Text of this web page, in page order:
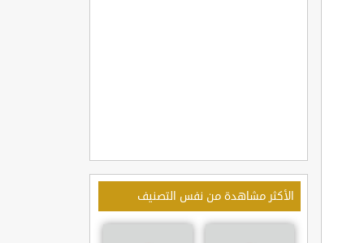
الأكثر مشاهدة من نفس التصنيف